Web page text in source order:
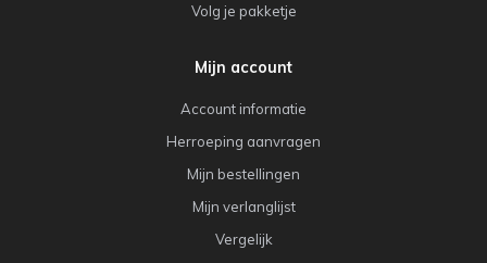
Volg je pakketje
Mijn account
Account informatie
Herroeping aanvragen
Mijn bestellingen
Mijn verlanglijst
Vergelijk